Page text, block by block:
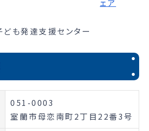
051-0003
室蘭市母恋南町2丁目22番3号